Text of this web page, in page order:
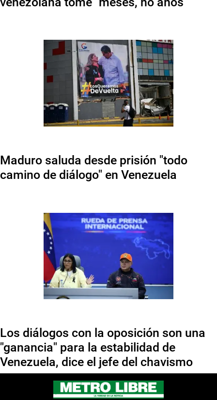
Maduro saluda desde prisión "todo
camino de diálogo" en Venezuela
Los diálogos con la oposición son una
"ganancia" para la estabilidad de
Venezuela, dice el jefe del chavismo